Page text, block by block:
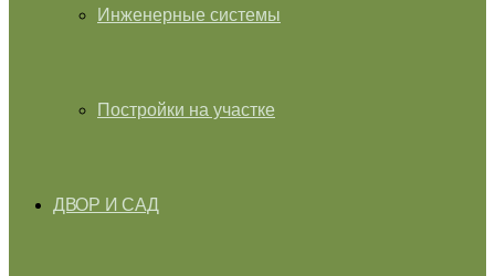
Инженерные системы
Постройки на участке
ДВОР И САД